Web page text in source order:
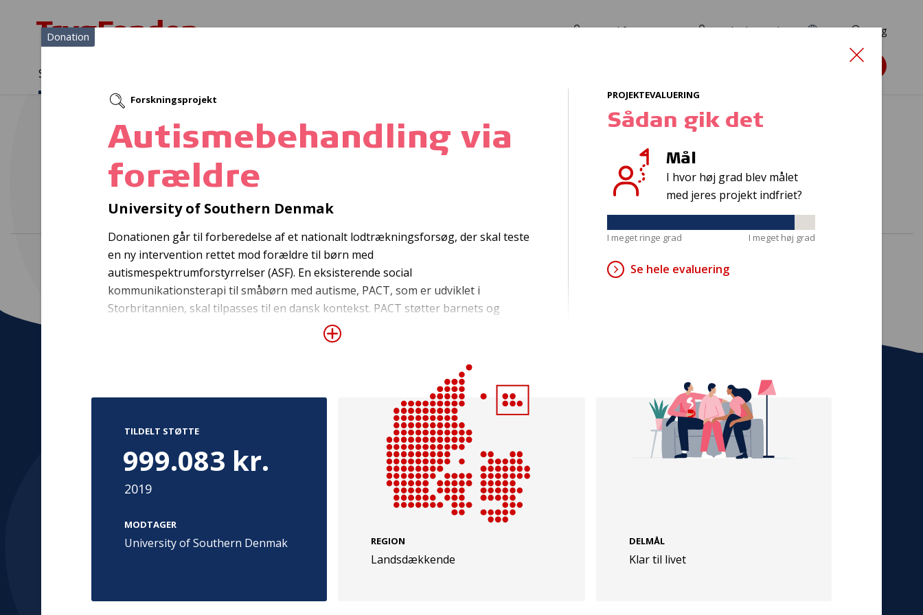
Log ind for ansøgere TryghedsPortalen EN Søg
Sådan støtter vi
Søg støtte
Projekter og donationer
Autismebehandling via forældre
Donation
Forskningsprojekt
Autismebehandling via
forældre
University of Southern Denmak
Donationen går til forberedelse af et nationalt lodtrækningsforsøg, der skal teste
en ny intervention rettet mod forældre til børn med
autismespektrumforstyrrelser (ASF). En eksisterende social
kommunikationsterapi til småbørn med autisme, PACT, som er udviklet i
Storbritannien, skal tilpasses til en dansk kontekst. PACT støtter barnets og
forældrenes samspil gennem coaching af forældrene ved anvendelse af video-
feedback teknik. Forældrene skal træne med barnet mindst 30 minutter hver dag,
og forældrenes evne til konstruktivt samspil med barnet optrænes. Udredning og
diagnostik af ASF sker typisk i to til seksårs-alderen, og det største potentiale for
behandling er ved tidlig intervention, men aktuelt er der ikke behandlingstilbud til
PROJEKTEVALUERING
Sådan gik det
Mål
I hvor høj grad blev målet
med jeres projekt indfriet?
I meget ringe grad I meget høj grad
Se hele evaluering
TILDELT STØTTE
999.083 kr.
2019
MODTAGER
University of Southern Denmak REGION
Landsdækkende
DELMÅL
Klar til livet
Tilmeld nyhedsbrev
De seneste nyheder om TrygFondens og
TryghedsGruppens aktiviteter direkte i din
indbakke.
Kontakt
info@trygfonden.dk
TryghedsGruppen
info@tryghedsgruppen.dk
Adresse
Denmark
Vis vej hertil
Kontakt os
Persondata
Følg os
TryghedsGruppen
Facebook LinkedIn
TrygFonden
Facebook